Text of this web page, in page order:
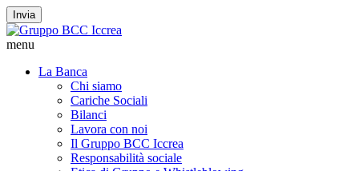
Invia
menu
La Banca
Chi siamo
Cariche Sociali
Bilanci
Lavora con noi
Il Gruppo BCC Iccrea
Responsabilità sociale